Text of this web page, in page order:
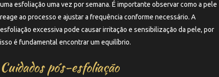
uma esfoliação uma vez por semana. É importante observar como a pele
reage ao processo e ajustar a frequência conforme necessário. A
esfoliação excessiva pode causar irritação e sensibilização da pele, por
isso é fundamental encontrar um equilíbrio.
Cuidados pós-esfoliação